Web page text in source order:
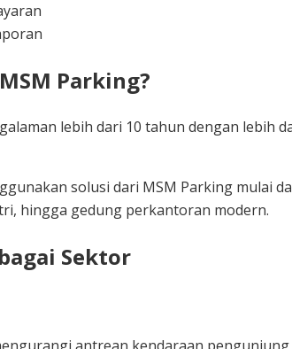
Parking?
lebih dari 10 tahun dengan lebih
solusi dari MSM Parking mulai
hingga gedung perkantoran modern.
Sektor